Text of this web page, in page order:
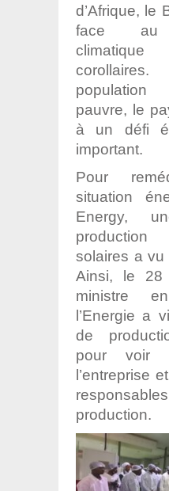
d’Afrique, le
face au
population
pauvre, le
à un défi
important.
Pour
situation
Energy,
production
solaires a vu
Ainsi, le 28
ministre
l’Energie a
de
pour voir
l’entreprise
production.